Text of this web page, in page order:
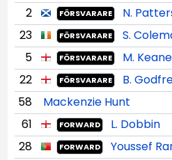
2
FÖRSVARARE
N.
23
FÖRSVARARE
S.
5
FÖRSVARARE
M. Keane
22
FÖRSVARARE
B.
58
Mackenzie Hunt
61
FORWARD
L. Dobbin
28
FORWARD Youssef